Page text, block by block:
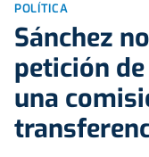
POLÍTICA
Sánchez
petición
una